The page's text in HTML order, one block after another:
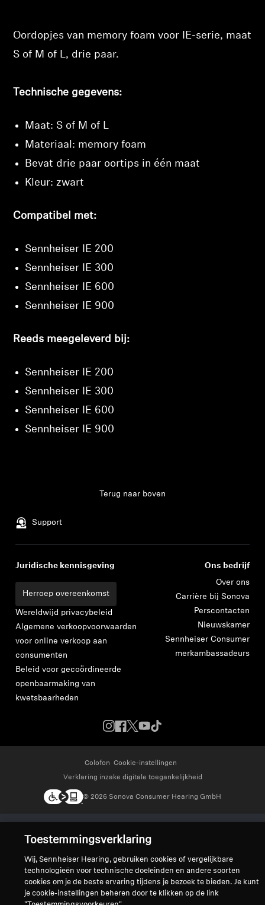
Oordopjes van memory foam voor IE-serie, maat
S of M of L, drie paar.
Technische gegevens:
Maat: S of M of L
Materiaal: memory foam
Bevat drie paar oortips in één maat
Kleur: zwart
Compatibel met:
Sennheiser IE 200
Sennheiser IE 300
Sennheiser IE 600
Sennheiser IE 900
Reeds meegeleverd bij:
Sennheiser IE 200
Sennheiser IE 300
Sennheiser IE 600
Sennheiser IE 900
Support
Terug naar boven
Juridische kennisgeving
Herroep overeenkomst
Wereldwijd privacybeleid
Algemene verkoopvoorwaarden
voor online verkoop aan
consumenten
Beleid voor gecoördineerde
openbaarmaking van
kwetsbaarheden
Ons bedrijf
Over ons
Carrière bij Sonova
Perscontacten
Nieuwskamer
Sennheiser Consumer
merkambassadeurs
Colofon Cookie-instellingen
Verklaring inzake digitale toegankelijkheid
© 2026 Sonova Consumer Hearing GmbH
We accepteren:
Toestemmingsverklaring
Wij, Sennheiser Hearing, gebruiken cookies of vergelijkbare
technologieën voor technische doeleinden en andere soorten
cookies om je de beste ervaring tijdens je bezoek te bieden. Je kunt
je cookie-instellingen beheren door te klikken op de link
Inloggen vereist
verlanglijst toe te voegen en uw eerder opgeslagen